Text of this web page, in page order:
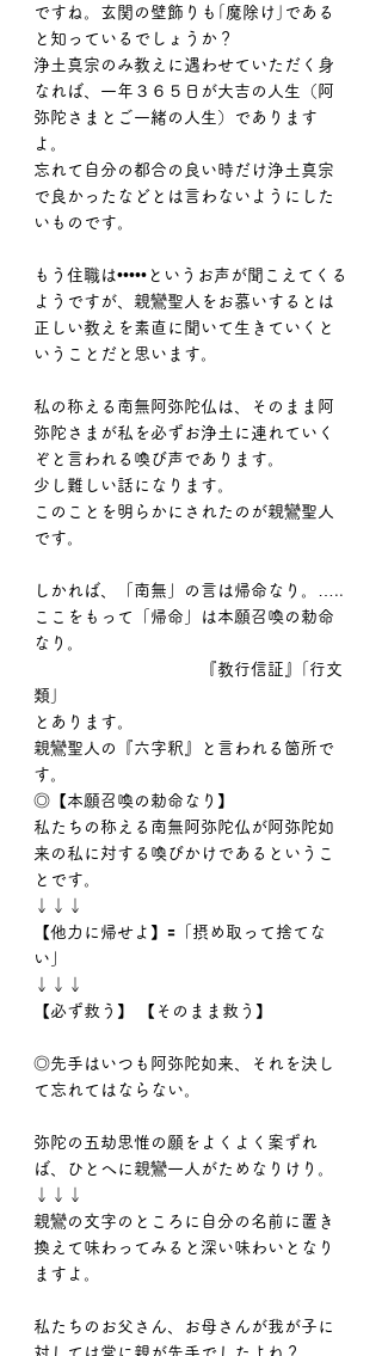
ですね。玄関の壁飾りも｢魔除け｣である
と知っているでしょうか？
浄土真宗のみ教えに遇わせていただく身
なれば、一年３６５日が大吉の人生（阿
弥陀さまとご一緒の人生）であります
よ。
忘れて自分の都合の良い時だけ浄土真宗
で良かったなどとは言わないようにした
いものです。
もう住職は•••••というお声が聞こえてくる
ようですが、親鸞聖人をお慕いするとは
正しい教えを素直に聞いて生きていくと
いうことだと思います。
私の称える南無阿弥陀仏は、そのまま阿
弥陀さまが私を必ずお浄土に連れていく
ぞと言われる喚び声であります。
少し難しい話になります。
このことを明らかにされたのが親鸞聖人
です。
しかれば、「南無」の言は帰命なり。…..
ここをもって「帰命」は本願召喚の勅命
なり。
類｣
とあります。
親鸞聖人の『六字釈』と言われる箇所で
す。
◎【本願召喚の勅命なり】
私たちの称える南無阿弥陀仏が阿弥陀如
来の私に対する喚びかけであるというこ
とです。
↓↓↓
【他力に帰せよ】🟰「摂め取って捨てな
い」
↓↓↓
【必ず救う】 【そのまま救う】
◎先手はいつも阿弥陀如来、それを決し
て忘れてはならない。
弥陀の五劫思惟の願をよくよく案ずれ
ば、ひとへに親鸞一人がためなりけり。
↓↓↓
親鸞の文字のところに自分の名前に置き
換えて味わってみると深い味わいとなり
ますよ。
私たちのお父さん、お母さんが我が子に
対しては常に親が先手でしたよね？